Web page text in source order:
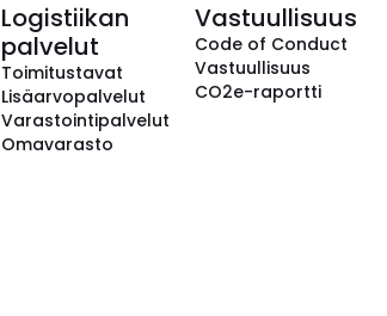
Logistiikan
palvelut
Toimitustavat
Lisäarvopalvelut
Varastointipalvelut
Omavarasto
Vastuullisuus
Code of Conduct
Vastuullisuus
CO2e-raportti